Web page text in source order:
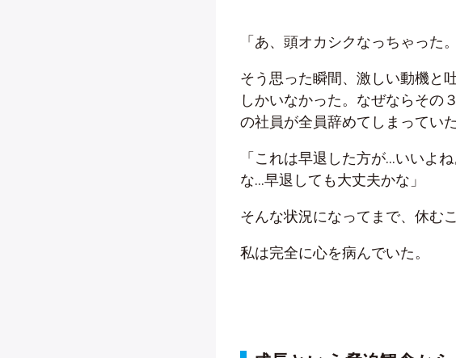
「あ、頭オカシクなっちゃった。
そう思った瞬間、激しい動機と
しかいなかった。なぜならその
の社員が全員辞めてしまっていた
「これは早退した方が…いいよ
な…早退しても大丈夫かな」
そんな状況になってまで、休む
私は完全に心を病んでいた。